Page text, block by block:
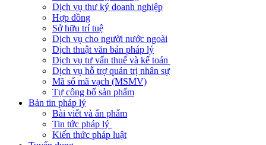
Dịch vụ thư ký doanh nghiệp
Hợp đồng
Sở hữu trí tuệ
Dịch vụ cho người nước ngoài
Dịch thuật văn bản pháp lý
Dịch vụ tư vấn thuế và kế toán
Dịch vụ hỗ trợ quản trị nhân sự
Mã số mã vạch (MSMV)
Tự công bố sản phẩm
Bản tin pháp lý
Bài viết và ấn phẩm
Tin tức pháp lý
Kiến thức pháp luật